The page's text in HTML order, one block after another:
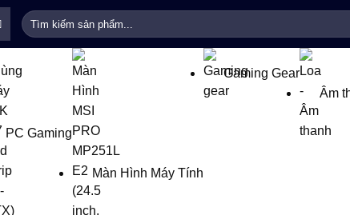
Tìm
kiếm:
PC Gaming
Màn Hình Máy Tính
Gaming Gear
Âm